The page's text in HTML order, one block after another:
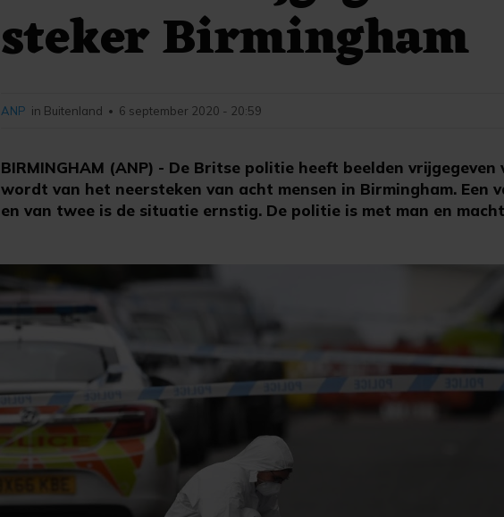
steker Birmingham
BIRMINGHAM (ANP) - De Britse politie heeft beelden
wordt van het neersteken van acht mensen in Birmingham. Een
en van twee is de situatie ernstig. De politie is met man en
ANP in Buitenland • 6 september 2020 - 20:59